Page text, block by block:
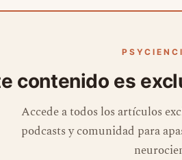
contenido es
Accede a todos los artículos
podcasts y comunidad para